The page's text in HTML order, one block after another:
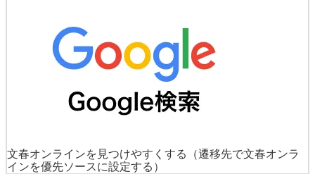
文春オンラインを見つけやすくする
（遷移先で文春オンラ
インを優先ソースに設定する）